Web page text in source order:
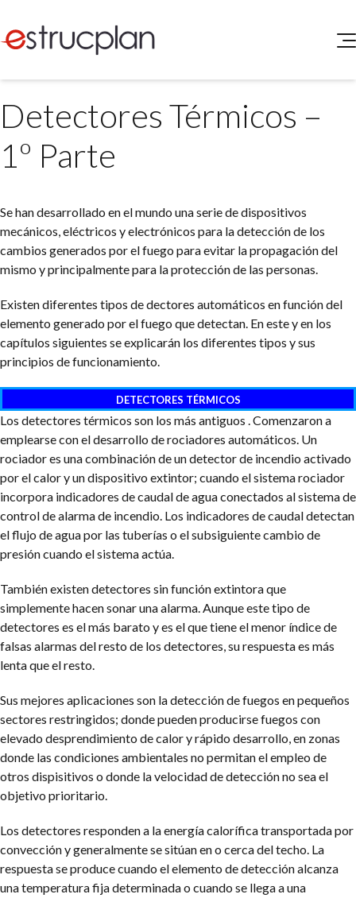
SERVICIOS
Medio Ambiente
INGRESAR
Buscador de Legislación
Matriz Premium
Matriz Profesional
Detectores Térmicos –
1º Parte
Se han desarrollado en el mundo una serie de dispositivos
mecánicos, eléctricos y electrónicos para la detección de los
cambios generados por el fuego para evitar la propagación del
mismo y principalmente para la protección de las personas.
Existen diferentes tipos de dectores automáticos en función del
elemento generado por el fuego que detectan. En este y en los
capítulos siguientes se explicarán los diferentes tipos y sus
principios de funcionamiento.
DETECTORES TÉRMICOS
Los detectores térmicos son los más antiguos . Comenzaron a
emplearse con el desarrollo de rociadores automáticos. Un
rociador es una combinación de un detector de incendio activado
por el calor y un dispositivo extintor; cuando el sistema rociador
incorpora indicadores de caudal de agua conectados al sistema de
control de alarma de incendio. Los indicadores de caudal detectan
el flujo de agua por las tuberías o el subsiguiente cambio de
presión cuando el sistema actúa.
También existen detectores sin función extintora que
simplemente hacen sonar una alarma. Aunque este tipo de
detectores es el más barato y es el que tiene el menor índice de
falsas alarmas del resto de los detectores, su respuesta es más
lenta que el resto.
Sus mejores aplicaciones son la detección de fuegos en pequeños
sectores restringidos; donde pueden producirse fuegos con
elevado desprendimiento de calor y rápido desarrollo, en zonas
donde las condiciones ambientales no permitan el empleo de
otros dispisitivos o donde la velocidad de detección no sea el
objetivo prioritario.
Los detectores responden a la energía calorífica transportada por
convección y generalmente se sitúan en o cerca del techo. La
respuesta se produce cuando el elemento de detección alcanza
una temperatura fija determinada o cuando se llega a una